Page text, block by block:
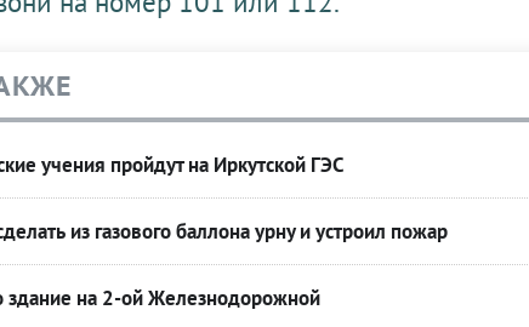
учения пройдут на Иркутской ГЭС
из газового баллона урну и устроил пожар
здание на 2-ой Железнодорожной